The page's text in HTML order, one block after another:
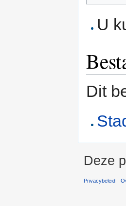
U
Dit
Deze
Privacybeleid